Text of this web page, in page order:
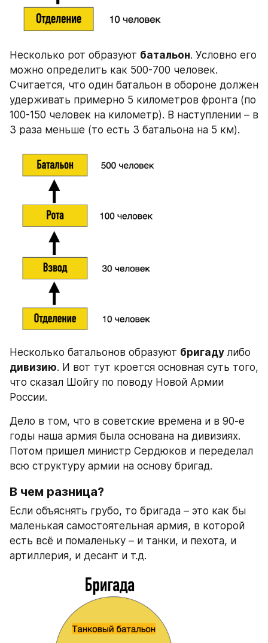
Несколько рот образуют батальон. Условно его
можно определить как 500-700 человек.
Считается, что один батальон в обороне должен
удерживать примерно 5 километров фронта (по
100-150 человек на километр). В наступлении – в
3 раза меньше (то есть 3 батальона на 5 км).
Несколько батальонов образуют бригаду либо
дивизию. И вот тут кроется основная суть того,
что сказал Шойгу по поводу Новой Армии
России.
Дело в том, что в советские времена и в 90-е
годы наша армия была основана на дивизиях.
Потом пришел министр Сердюков и переделал
всю структуру армии на основу бригад.
В чем разница?
Если объяснять грубо, то бригада – это как бы
маленькая самостоятельная армия, в которой
есть всё и помаленьку – и танки, и пехота, и
артиллерия, и десант и т.д.